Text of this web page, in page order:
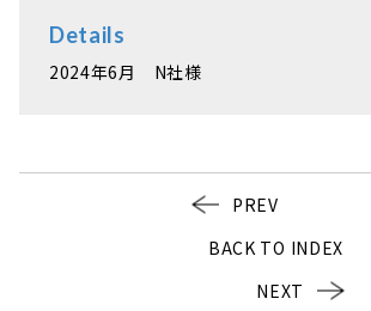
Details
2024年6月 N社様
PREV
BACK TO INDEX
NEXT